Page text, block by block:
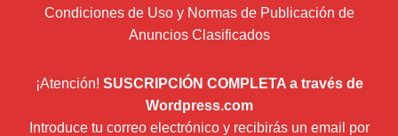
Condiciones de Uso y Normas de Publicación de
Anuncios Clasificados
¡Atención! SUSCRIPCIÓN COMPLETA a través de
Wordpress.com
Introduce tu correo electrónico y recibirás un email por